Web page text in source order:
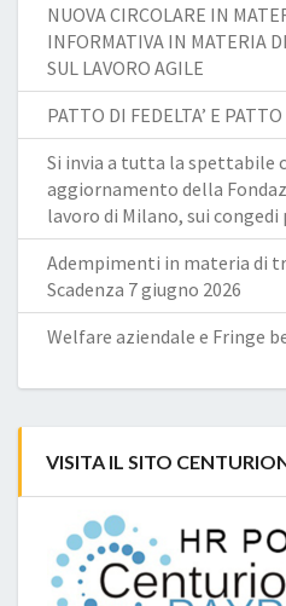
NUOVA CIRCOLARE IN
INFORMATIVA IN MATERIA
SUL LAVORO AGILE
PATTO DI FEDELTA’ E
Si invia a tutta la spettabile
aggiornamento della
lavoro di Milano, sui
Adempimenti in materia di
Scadenza 7 giugno 2026
Welfare aziendale e Fringe
VISITA IL SITO